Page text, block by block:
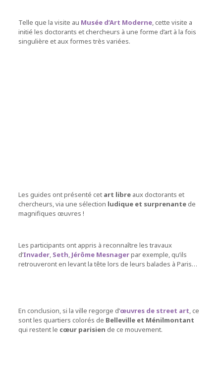
Telle que la visite au Musée d’Art Moderne, cette visite a
initié les doctorants et chercheurs à une forme d’art à la fois
singulière et aux formes très variées.
Les guides ont présenté cet art libreaux doctorants et
chercheurs, via une sélection ludique et surprenantede
magnifiques œuvres !
Les participants ont appris à reconnaître les travaux
d’Invader, Seth, Jérôme Mesnagerpar exemple, qu’ils
retrouveront en levant la tête lors de leurs balades à Paris…
En conclusion, si la ville regorge d’œuvres de street art, ce
sont les quartiers colorés de Belleville et Ménilmontant
qui restent le cœur parisien de ce mouvement.